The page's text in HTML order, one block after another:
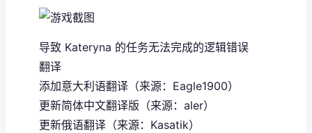
导致 Kateryna 的任务无法完成的逻辑错误
翻译
添加意大利语翻译（来源：Eagle1900）
更新简体中文翻译版（来源：aler）
更新俄语翻译（来源：Kasatik）